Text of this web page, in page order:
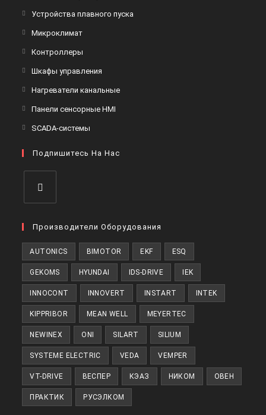
Устройства плавного пуска
МикроклиматОткроется
вкладке
Контроллеры
вкладке
Шкафы управления
вкладке
Нагреватели канальныеОткроется
Панели сенсорные HMI
вкладке
SCADA-системы
новой
Подпишитесь На Нас
в
вкладке
Производители Оборудования
AUTONICS BIMOTOR EKF ESQ
GEKOMS HYUNDAI IDS-DRIVE IEK
INNOCONT INNOVERT INSTART INTEK
KIPPRIBOR MEAN WELL MEYERTEC
NEWINEX ONI SILART SILIUM
SYSTEME ELECTRIC VEDA VEMPER
VT-DRIVE ВЕСПЕР КЭАЗ НИКОМ ОВЕН
ПРАКТИК РУСЭЛКОМ